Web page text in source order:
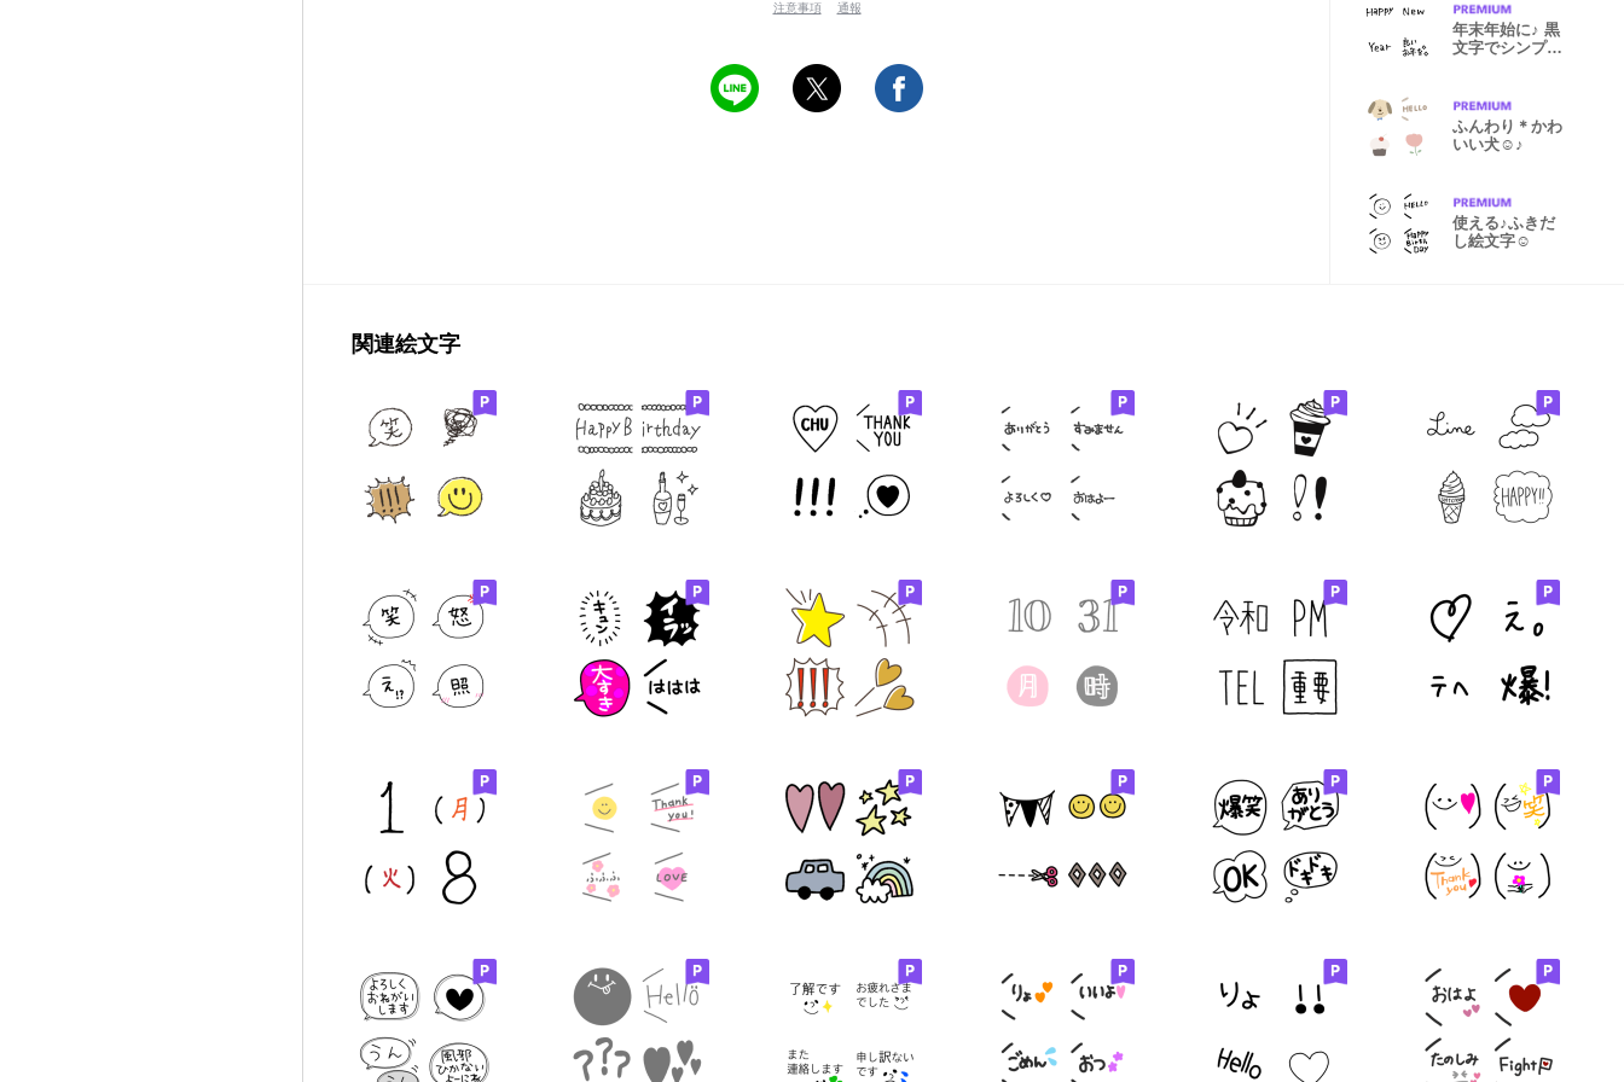
注意事項 通報
年末年始に♪ 黒
文字でシンプル
ふんわり＊かわ
いい犬☺︎♪
使える♪ふきだ
し絵文字☺︎
関連絵文字